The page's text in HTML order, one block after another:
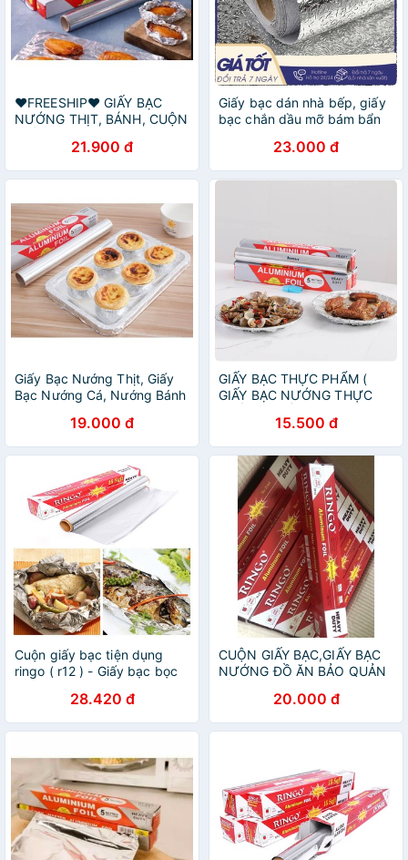
❤️FREESHIP❤️ GIẤY BẠC
NƯỚNG THỊT, BÁNH, CUỘN
21.900 đ
Giấy bạc dán nhà bếp, giấy
bạc chắn dầu mỡ bám bẩn
23.000 đ
Giấy Bạc Nướng Thịt, Giấy
Bạc Nướng Cá, Nướng Bánh
19.000 đ
GIẤY BẠC THỰC PHẨM (
GIẤY BẠC NƯỚNG THỰC
15.500 đ
Cuộn giấy bạc tiện dụng
ringo ( r12 ) - Giấy bạc bọc
28.420 đ
CUỘN GIẤY BẠC,GIẤY BẠC
NƯỚNG ĐỒ ĂN BẢO QUẢN
20.000 đ